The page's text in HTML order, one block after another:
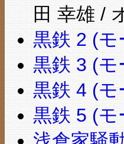
田 幸雄 /
黒鉄 2 (
黒鉄 3 (
黒鉄 4 (
黒鉄 5 (